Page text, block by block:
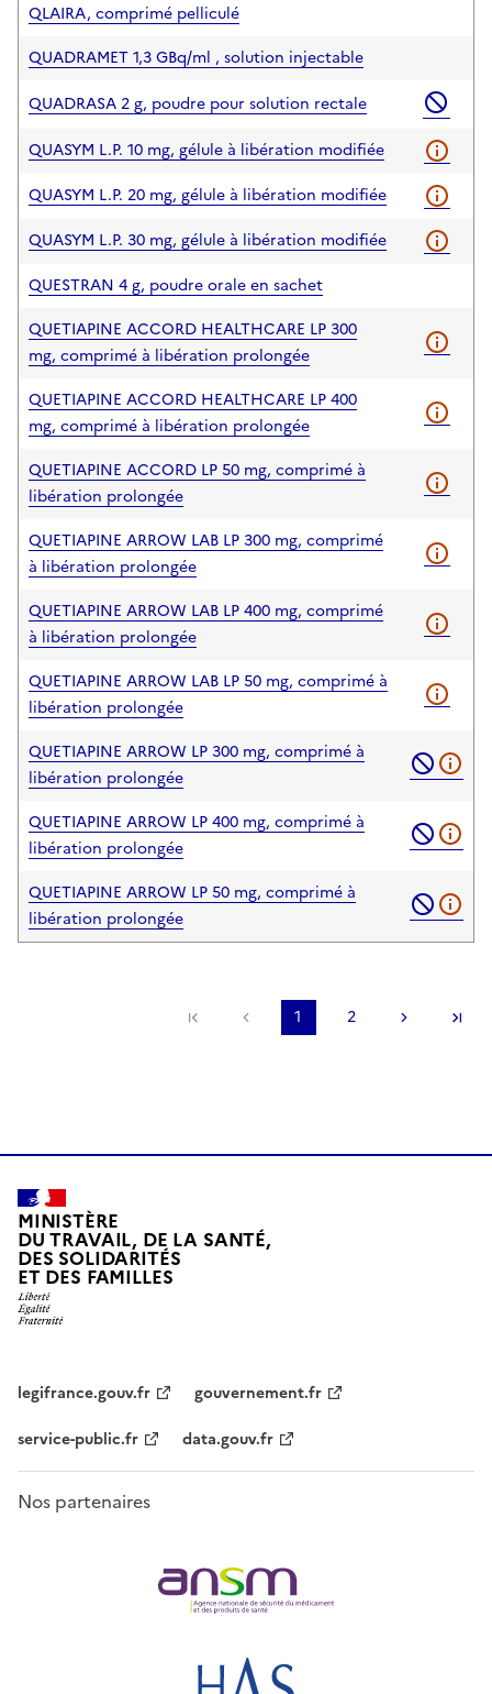
QLAIRA, comprimé pelliculé
QUADRAMET 1,3 GBq/ml , solution injectable
QUADRASA 2 g, poudre pour solution rectale
QUASYM L.P. 10 mg, gélule à libération modifiée
QUASYM L.P. 20 mg, gélule à libération modifiée
QUASYM L.P. 30 mg, gélule à libération modifiée
QUESTRAN 4 g, poudre orale en sachet
QUETIAPINE ACCORD HEALTHCARE LP 300
mg, comprimé à libération prolongée
QUETIAPINE ACCORD HEALTHCARE LP 400
mg, comprimé à libération prolongée
QUETIAPINE ACCORD LP 50 mg, comprimé à
libération prolongée
QUETIAPINE ARROW LAB LP 300 mg, comprimé
à libération prolongée
QUETIAPINE ARROW LAB LP 400 mg, comprimé
à libération prolongée
QUETIAPINE ARROW LAB LP 50 mg, comprimé à
libération prolongée
QUETIAPINE ARROW LP 300 mg, comprimé à
libération prolongée
QUETIAPINE ARROW LP 400 mg, comprimé à
libération prolongée
QUETIAPINE ARROW LP 50 mg, comprimé à
libération prolongée
Première pagePage précédente
1 2 Page
MINISTÈRE
DU TRAVAIL, DE LA SANTÉ,
DES SOLIDARITÉS
ET DES FAMILLES
legifrance.gouv.fr
gouvernement.fr
service-public.fr
data.gouv.fr
Nos partenaires